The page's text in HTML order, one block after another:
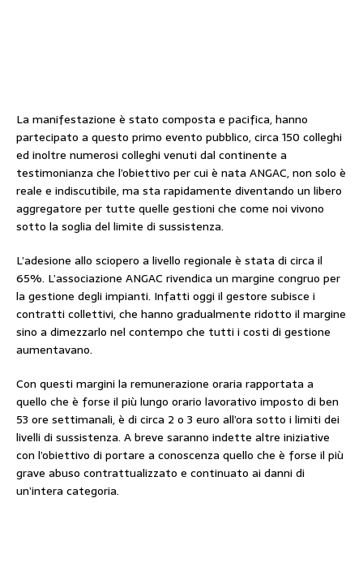
La manifestazione è stato composta e pacifica, hanno
partecipato a questo primo evento pubblico, circa 150 colleghi
ed inoltre numerosi colleghi venuti dal continente a
testimonianza che l’obiettivo per cui è nata ANGAC, non solo è
reale e indiscutibile, ma sta rapidamente diventando un libero
aggregatore per tutte quelle gestioni che come noi vivono
sotto la soglia del limite di sussistenza.
L’adesione allo sciopero a livello regionale è stata di circa il
65%. L’associazione ANGAC rivendica un margine congruo per
la gestione degli impianti. Infatti oggi il gestore subisce i
contratti collettivi, che hanno gradualmente ridotto il margine
sino a dimezzarlo nel contempo che tutti i costi di gestione
aumentavano.
Con questi margini la remunerazione oraria rapportata a
quello che è forse il più lungo orario lavorativo imposto di ben
53 ore settimanali, è di circa 2 o 3 euro all’ora sotto i limiti dei
livelli di sussistenza. A breve saranno indette altre iniziative
con l’obiettivo di portare a conoscenza quello che è forse il più
grave abuso contrattualizzato e continuato ai danni di
un’intera categoria.